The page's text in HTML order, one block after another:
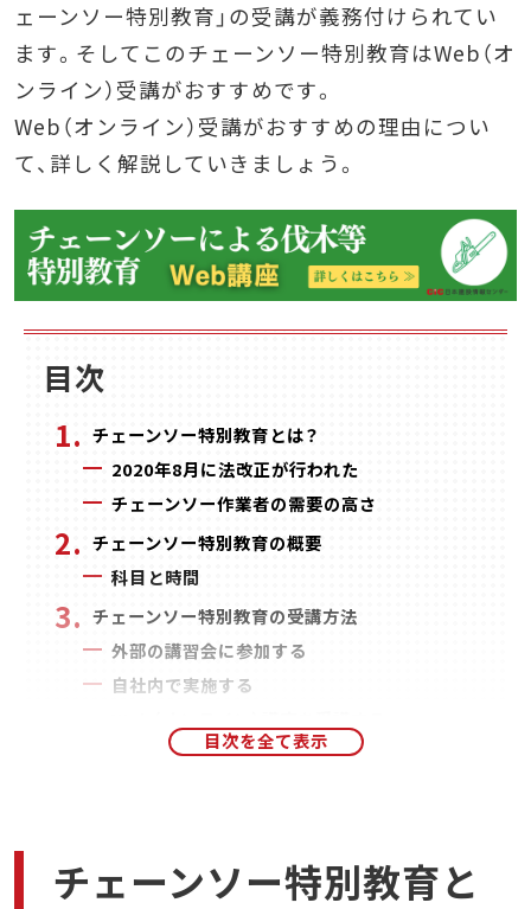
ェーンソー特別教育」の受講が義務付けられてい
ます。そしてこのチェーンソー特別教育はWeb（オ
ンライン）受講がおすすめです。
Web（オンライン）受講がおすすめの理由につい
て、詳しく解説していきましょう。
目次
チェーンソー特別教育とは？
2020年8月に法改正が行われた
チェーンソー作業者の需要の高さ
チェーンソー特別教育の概要
科目と時間
チェーンソー特別教育の受講方法
外部の講習会に参加する
自社内で実施する
Web（オンライン）講座ならCIC日本建設情報セン
受講確認には顔認証システムを採用
チェーンソー特別教育と